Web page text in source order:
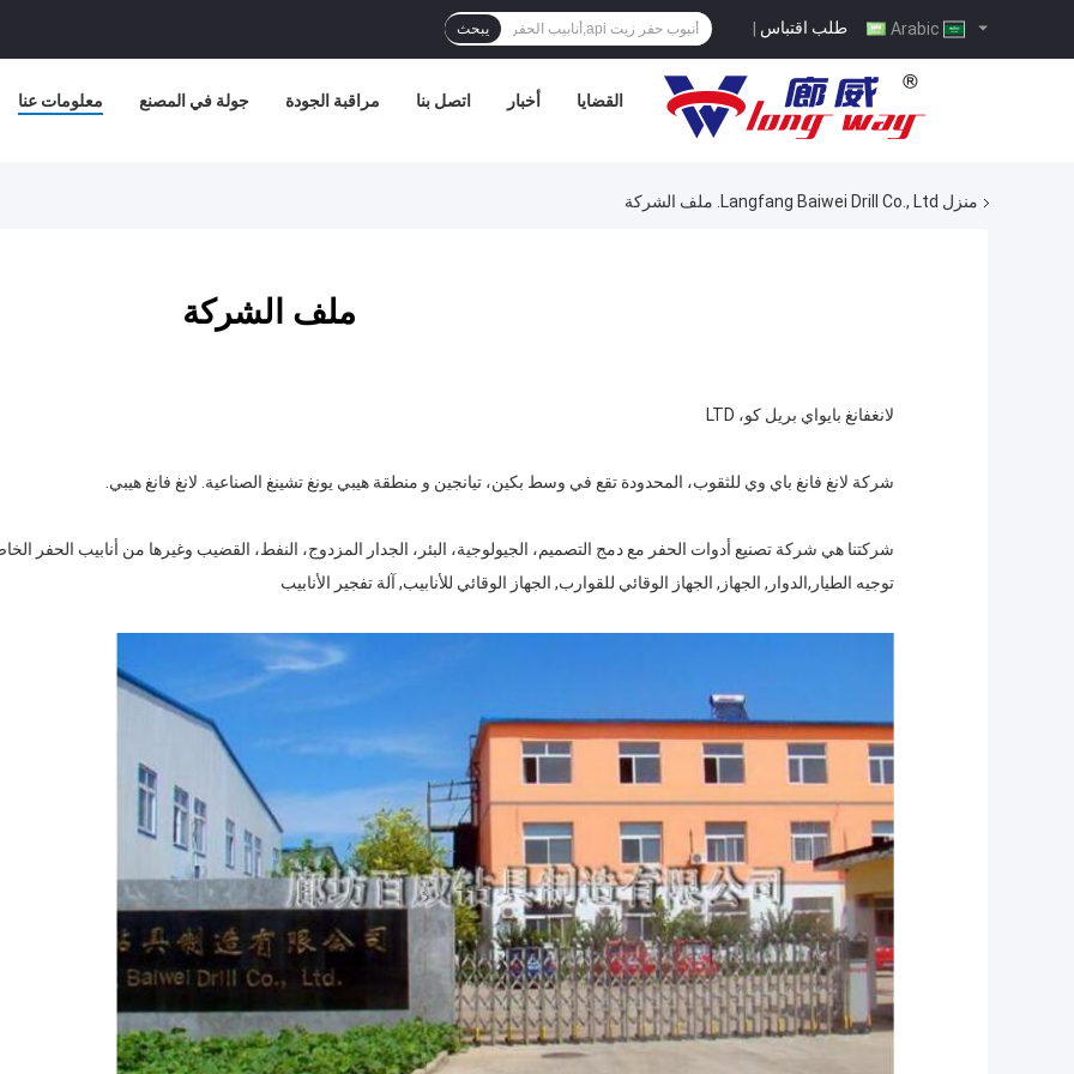
طلب اقتباس | يبحث
معلومات عنا جولة في المصنع مراقبة الجودة اتصل بنا أخبار القضايا
منزل Langfang Baiwei Drill Co., Ltd. ملف الشركة
ملف الشركة
لانغفانغ بايواي بريل كو، LTD
شركة لانغ فانغ باي وي للثقوب، المحدودة تقع في وسط بكين، تيانجين و منطقة هيبي يونغ تشينغ الصناعية. لانغ فانغ هيبي.
شركتنا هي شركة تصنيع أدوات الحفر مع دمج التصميم، الجيولوجية، البئر، الجدار المزدوج، النفط، القضيب وغيرها من أنابيب الحفر
توجيه الطيار,الدوار, الجهاز, الجهاز الوقائي للقوارب, الجهاز الوقائي للأنابيب, آلة تفجير الأنابيب